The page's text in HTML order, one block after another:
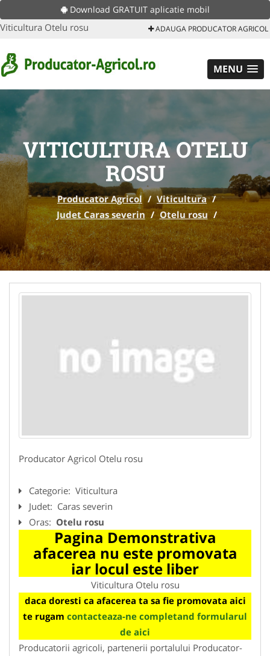
Download GRATUIT aplicatie mobil
Viticultura Otelu rosu ADAUGA PRODUCATOR AGRICOL
MENU
VITICULTURA OTELU
ROSU
Producator Agricol / Viticultura /
Judet Caras severin / Otelu rosu /
Producator Agricol Otelu rosu
Categorie: Viticultura
Judet: Caras severin
Oras: Otelu rosu
Pagina Demonstrativa
afacerea nu este promovata
iar locul este liber
Viticultura Otelu rosu
daca doresti ca afacerea ta sa fie promovata aici
te rugam contacteaza-ne completand formularul
de aici
Producatorii agricoli, partenerii portalului Producator-